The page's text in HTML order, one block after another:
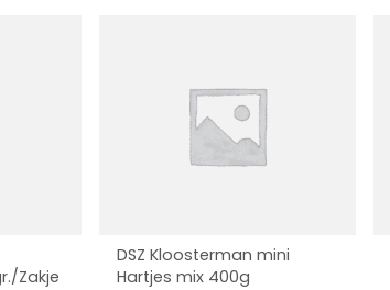
Zakje
DSZ Kloosterman mini
Hartjes mix 400g